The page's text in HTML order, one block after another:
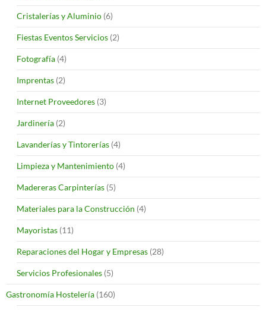
Cristalerías y Aluminio (6)
Fiestas Eventos Servicios (2)
Fotografía (4)
Imprentas (2)
Internet Proveedores (3)
Jardinería (2)
Lavanderías y Tintorerías (4)
Limpieza y Mantenimiento (4)
Madereras Carpinterías (5)
Materiales para la Construcción (4)
Mayoristas (11)
Reparaciones del Hogar y Empresas (28)
Servicios Profesionales (5)
Gastronomía Hostelería (160)